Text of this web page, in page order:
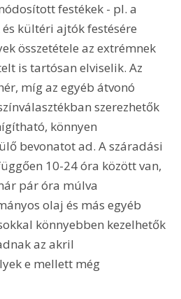
festékek - pl. a
kültéri ajtók festésére
összetétele az extrémnek
is tartósan elviselik. Az
míg az egyéb átvonó
szerezhetők
könnyen
bevonatot ad. A száradási
10-24 óra között van,
pár óra múlva
olaj és más egyéb
könnyebben kezelhetők
az akril
e mellett még